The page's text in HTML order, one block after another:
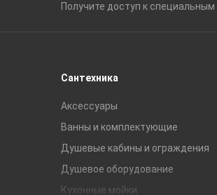
Получите доступ к специальным
Сантехника
Аксессуары
Ванны и комплектующие
Душевые кабины и ограждения
Душевое оборудование
Кухонные мойки